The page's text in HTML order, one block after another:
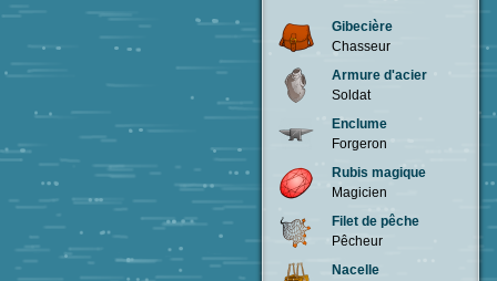
Gibecière
Chasseur
Armure d'acier
Soldat
Enclume
Forgeron
Rubis magique
Magicien
Filet de pêche
Pêcheur
Nacelle